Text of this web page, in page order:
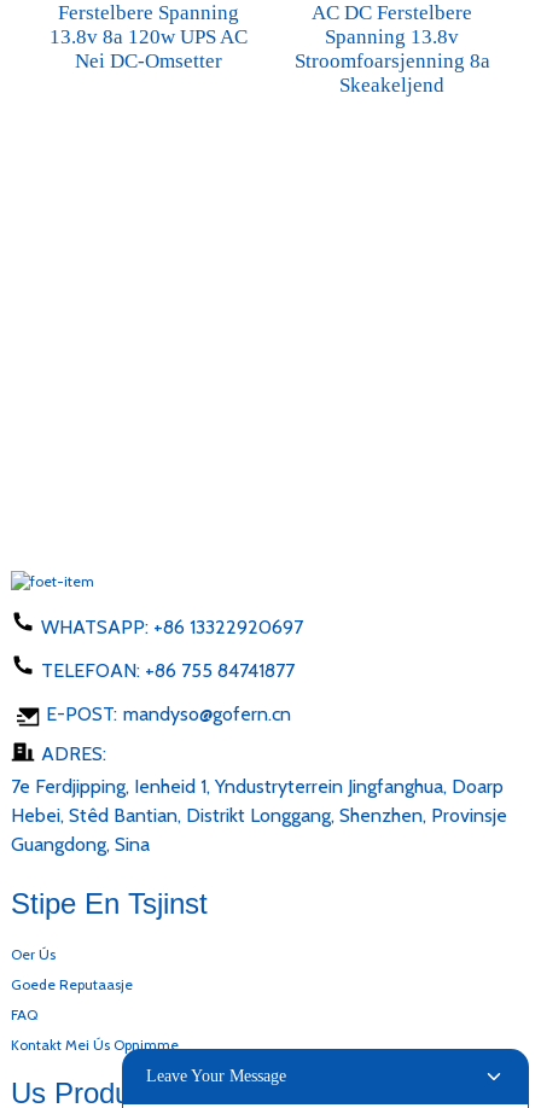
Ferstelbere Spanning
13.8v 8a 120w UPS AC
Nei DC-Omsetter
AC DC Ferstelbere
Spanning 13.8v
Stroomfoarsjenning 8a
Skeakeljend
WHATSAPP: +86 13322920697
TELEFOAN: +86 755 84741877
E-POST: mandyso@gofern.cn
ADRES:
7e Ferdjipping, Ienheid 1, Yndustryterrein Jingfanghua, Doarp
Hebei, Stêd Bantian, Distrikt Longgang, Shenzhen, Provinsje
Guangdong, Sina
Stipe En Tsjinst
Oer Ús
Goede Reputaasje
FAQ
Kontakt Mei Ús Opnimme
Us Produkten
Leave Your Message